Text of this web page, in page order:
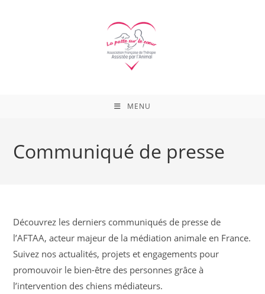
MENU
Communiqué de presse
Découvrez les derniers communiqués de presse de
l’AFTAA, acteur majeur de la médiation animale en France.
Suivez nos actualités, projets et engagements pour
promouvoir le bien-être des personnes grâce à
l’intervention des chiens médiateurs.